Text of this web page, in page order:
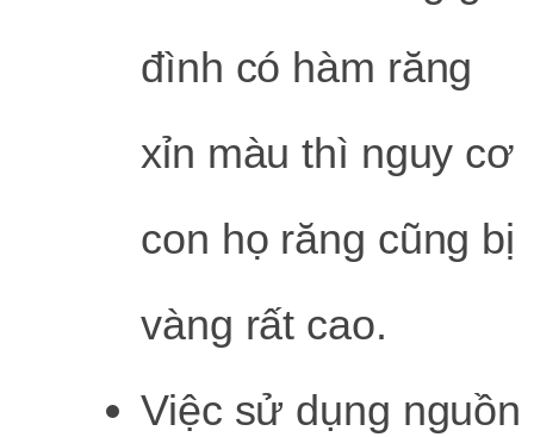
đình có hàm răng
xỉn màu thì nguy cơ
con họ răng cũng bị
vàng rất cao.
Việc sử dụng nguồn